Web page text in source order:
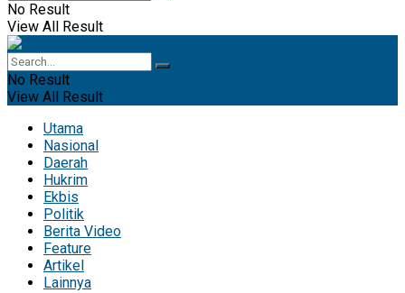
No Result
View All Result
No Result
View All Result
Utama
Nasional
Daerah
Hukrim
Ekbis
Politik
Berita Video
Feature
Artikel
Lainnya